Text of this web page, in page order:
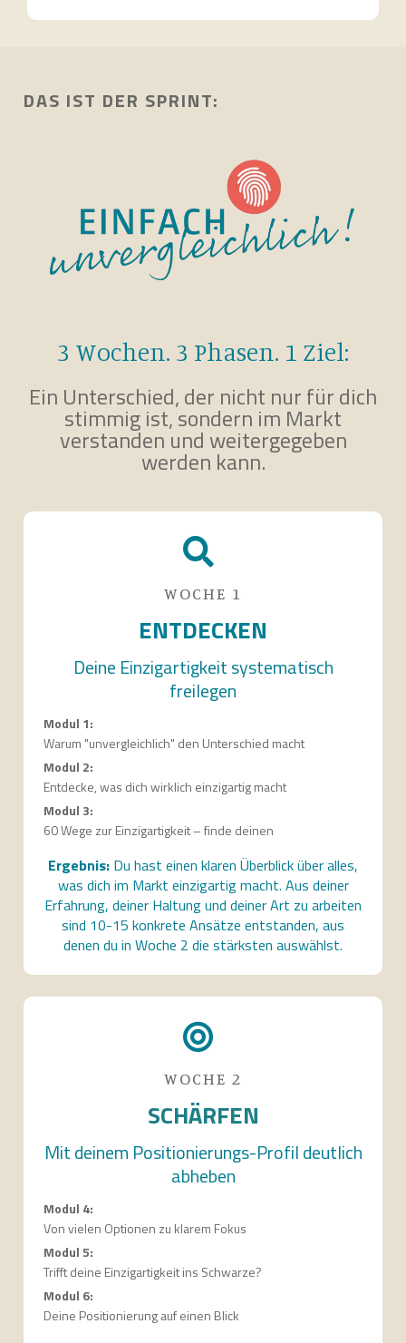
DAS IST DER SPRINT:
3 Wochen. 3 Phasen. 1 Ziel:
Ein Unterschied, der nicht nur für dich
stimmig ist, sondern im Markt
verstanden und weitergegeben
werden kann.
WOCHE 1
ENTDECKEN
Deine Einzigartigkeit systematisch
freilegen
Modul 1:
Warum "unvergleichlich" den Unterschied macht
Modul 2:
Entdecke, was dich wirklich einzigartig macht
Modul 3:
60 Wege zur Einzigartigkeit – finde deinen
Ergebnis: Du hast einen klaren Überblick über alles,
was dich im Markt einzigartig macht. Aus deiner
Erfahrung, deiner Haltung und deiner Art zu arbeiten
sind 10-15 konkrete Ansätze entstanden, aus
denen du in Woche 2 die stärksten auswählst.
WOCHE 2
SCHÄRFEN
Mit deinem Positionierungs-Profil deutlich
abheben
Modul 4:
Von vielen Optionen zu klarem Fokus
Modul 5:
Trifft deine Einzigartigkeit ins Schwarze?
Modul 6:
Deine Positionierung auf einen Blick